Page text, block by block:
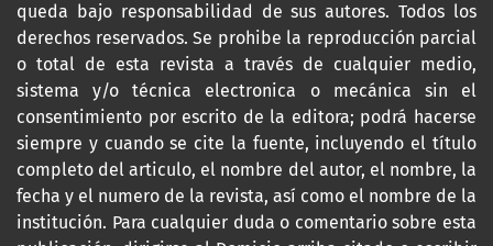
queda bajo responsabilidad de sus autores. Todos los
derechos reservados. Se prohibe la reproducción parcial
o total de esta revista a través de cualquier medio,
sistema y/o técnica electronica o mecánica sin el
consentimiento por escrito de la editora; podrá hacerse
siempre y cuando se cite la fuente, incluyendo el título
completo del articulo, el nombre del autor, el nombre, la
fecha y el numero de la revista, así como el nombre de la
institución. Para cualquier duda o comentario sobre esta